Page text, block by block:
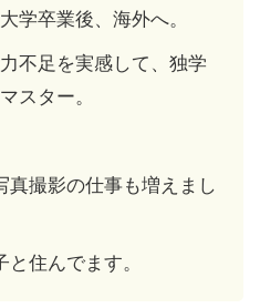
学卒業後、海外へ。
不足を実感して、独学
スター。
真撮影の仕事も増えまし
住んでます。